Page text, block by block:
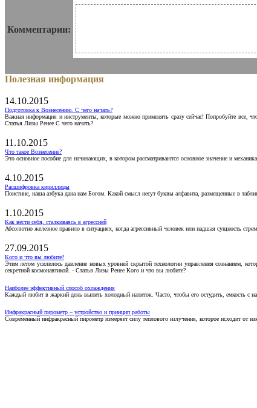
Комментарии:
Полезная информация
14.10.2015
Подготовка к Вознесению. С чего начать?
Важная информация и инструменты, которые можно применять сразу сейчас! Попробуйте все,
Статья Лизы Ренее С чего начать?
11.10.2015
Что такое Вознесение?
Это основное пособие для начинающих, в котором рассматриваются основное значение и
4.10.2015
Расшифровка кириллицы
Поистине, наша азбука дана нам Богом. Какой смысл несут буквы алфавита, размещенные в
1.10.2015
Как вести себя, сталкиваясь в агрессией
Абсолютно железное правило в ситуациях, когда агрессивный человек или падшая сущность
27.09.2015
Кого и что вы любите?
Этим летом усилилось давление новых уровней скрытой технологии управления сознанием,
секретной космонавтикой. - Статья Лизы Ренее Кого и что вы любите?
Наиболее эффективный способ охлаждения
Каждый любит в жаркий день выпить холодный напиток. Часто, чтобы его остудить, емкость с
Инфракрасный пирометр – устройство и принцип работы
Современный инфракрасный пирометр измеряет силу теплового излучения, которое исходит от